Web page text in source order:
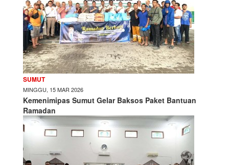
SUMUT
MINGGU, 15 MAR 2026
Kemenimipas Sumut Gelar Baksos Paket Bantuan
Ramadan